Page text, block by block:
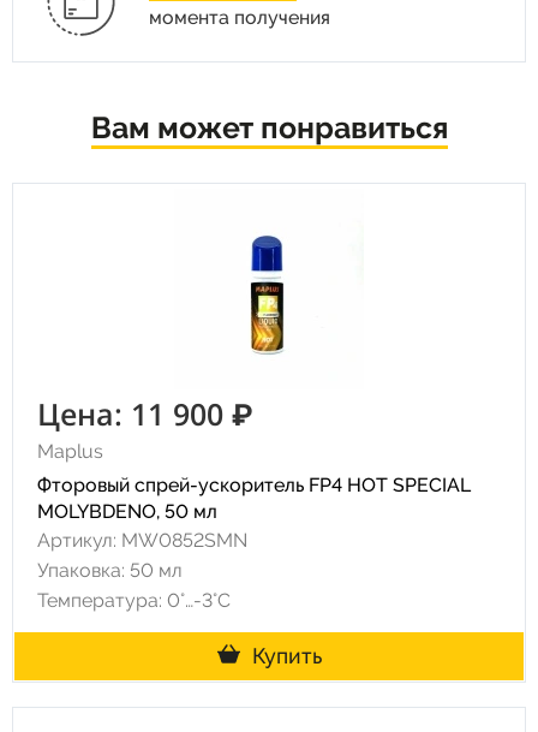
момента получения
Вам может понравиться
Цена: 11 900 ₽
Maplus
Фторовый спрей-ускоритель FP4 HOT SPECIAL
MOLYBDENO, 50 мл
Артикул: MW0852SMN
Упаковка: 50 мл
Температура: 0°…-3°C
Купить